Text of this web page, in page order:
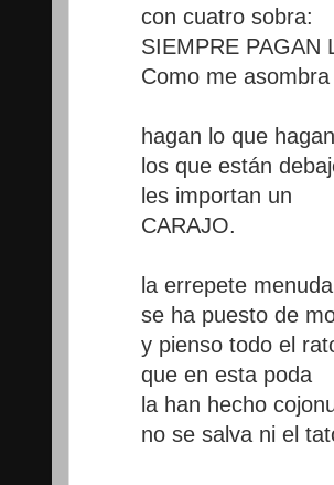
con cuatro sobra:
SIEMPRE PAGAN
Como me asombra
hagan lo que hagan
los que están
les importan un
CARAJO.
la errepete menuda
se ha puesto de
y pienso todo el
que en esta poda
la han hecho
no se salva ni el